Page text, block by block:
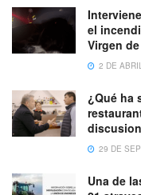
el
Virgen
2 DE
¿Qué ha
29 DE
Una de